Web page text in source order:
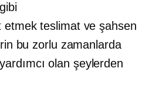
etmekteslimat veşahsen
bu zorlu zamanlarda
olan şeylerden